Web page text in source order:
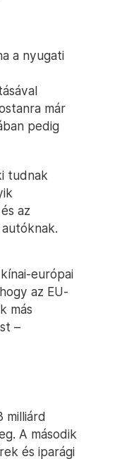
a nyugati
már
pedig
tudnak
az
európai
az EU-
más
–
milliárd
A második
és iparági